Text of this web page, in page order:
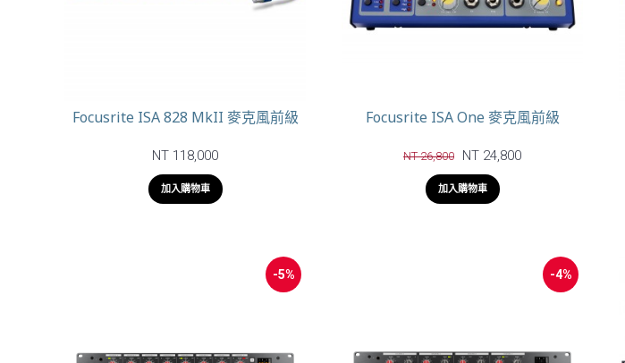
Focusrite ISA 828 MkII 麥克風前級
NT 118,000
加入購物車
Focusrite ISA One 麥克風前級
NT 26,800 NT 24,800
加入購物車
-5% -4%